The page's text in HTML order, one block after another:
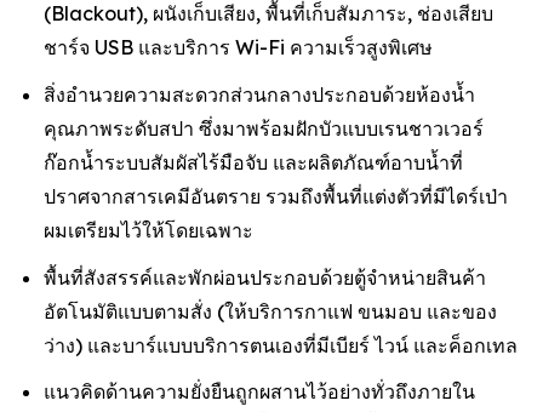
(Blackout), ผนังเก็บเสียง, พื้นที่เก็บสัมภาระ, ช่องเสียบ
ชาร์จ USB และบริการ Wi-Fi ความเร็วสูงพิเศษ
สิ่งอำนวยความสะดวกส่วนกลางประกอบด้วยห้องน้ำ
คุณภาพระดับสปา ซึ่งมาพร้อมฝักบัวแบบเรนชาวเวอร์
ก๊อกน้ำระบบสัมผัสไร้มือจับ และผลิตภัณฑ์อาบน้ำที่
ปราศจากสารเคมีอันตราย รวมถึงพื้นที่แต่งตัวที่มีไดร์เป่า
ผมเตรียมไว้ให้โดยเฉพาะ
พื้นที่สังสรรค์และพักผ่อนประกอบด้วยตู้จำหน่ายสินค้า
อัตโนมัติแบบตามสั่ง (ให้บริการกาแฟ ขนมอบ และของ
ว่าง) และบาร์แบบบริการตนเองที่มีเบียร์ ไวน์ และค็อกเทล
แนวคิดด้านความยั่งยืนถูกผสานไว้อย่างทั่วถึงภายใน